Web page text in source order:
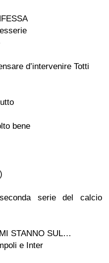
d’intervenire Totti
bene
serie del calcio
STANNO SUL…
e Inter